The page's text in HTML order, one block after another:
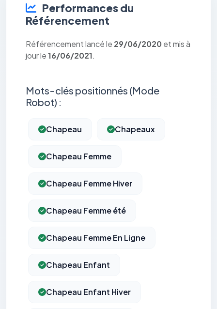
Performances du
Référencement
Référencement lancé le 29/06/2020 et mis à
jour le16/06/2021.
Mots-clés positionnés (Mode
Robot) :
Chapeau Chapeaux
Chapeau Femme
Chapeau Femme Hiver
Chapeau Femme été
Chapeau Femme En Ligne
Chapeau Enfant
Chapeau Enfant Hiver